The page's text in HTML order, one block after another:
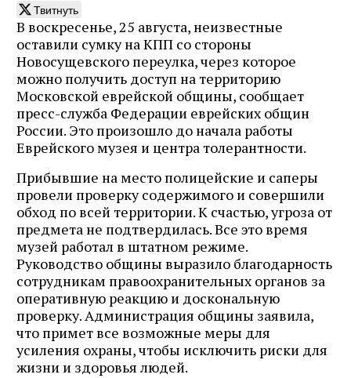
Твитнуть
В воскресенье, 25 августа, неизвестные
оставили сумку на КПП со стороны
Новосущевского переулка, через которое
можно получить доступ на территорию
Московской еврейской общины, сообщает
пресс-служба Федерации еврейских общин
России. Это произошло до начала работы
Еврейского музея и центра толерантности.
Прибывшие на место полицейские и саперы
провели проверку содержимого и совершили
обход по всей территории. К счастью, угроза от
предмета не подтвердилась. Все это время
музей работал в штатном режиме.
Руководство общины выразило благодарность
сотрудникам правоохранительных органов за
оперативную реакцию и доскональную
проверку. Администрация общины заявила,
что примет все возможные меры для
усиления охраны, чтобы исключить риски для
жизни и здоровья людей.